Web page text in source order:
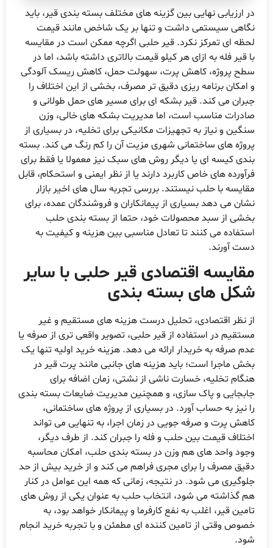
در ارزیابی نهایی بین گزینه های مختلف بسته بندی قیر، باید
نگاهی سیستمی داشت و تنها بر یک شاخص مانند قیمت
لحظه ای تمرکز نکرد. قیر حلبی اگرچه ممکن است در مقایسه
با قیر فله به ازای هر کیلو قیمت بالاتری داشته باشد، اما در
سطح پروژه، کاهش پرت، سهولت حمل، کاهش ریسک آلودگی
و امکان برنامه ریزی دقیق تر مصرف، بخشی از این اختلاف را
جبران می کند. قیر بشکه ای برای مسیر های حمل طولانی و
صادرات مناسب است، اما مدیریت بشکه های خالی، وزن
سنگین و نیاز به تجهیزات مکانیکی برای تخلیه، در بسیاری از
پروژه های ساختمانی شهری مزیت آن را کم رنگ می کند. بسته
بندی کیسه ای یا دیگر روش های سبک نیز معمولا یا فقط برای
فرآورده های خاص کاربرد دارند یا از نظر ایمنی و استحکام، قابل
مقایسه با حلب نیستند. بررسی تجربه سال های اخیر بازار
نشان می دهد بسیاری از پیمانکاران و فروشندگان عمده، برای
بخشی از سبد محصولات خود، حتما از بسته بندی حلب
استفاده می کنند تا تعادل مناسبی بین هزینه و کیفیت به
دست آورند.
مقایسه اقتصادی قیر حلبی با سایر
شکل های بسته بندی
از نظر اقتصادی، تحلیل درست هزینه های مستقیم و غیر
مستقیم در استفاده از قیر حلبی، تصویر واقعی تری از صرفه یا
عدم صرفه به خریدار ارائه می دهد. هزینه خرید اولیه تنها یک
بخش ماجرا است؛ باید هزینه های جانبی مانند پرت قیر در
هنگام تخلیه، خسارت ناشی از نشتی، زمان اضافه برای
جابجایی و پاک سازی، و همچنین مدیریت ضایعات بسته بندی
را نیز به حساب آورد. در بسیاری از پروژه های ساختمانی،
کاهش پرت و صرفه جویی در زمان اجرا، به تنهایی می تواند
اختلاف قیمت بین حلب و فله را جبران کند. از طرف دیگر،
وجود واحد های هم وزن در بسته بندی حلب، امکان محاسبه
دقیق مصرف را برای مجری فراهم می کند و از خرید بیش از حد
جلوگیری می شود. در نتیجه، زمانی که همه این عوامل در کنار
هم گذاشته می شود، انتخاب حلب به عنوان یکی از روش های
تامین قیر، اغلب به نفع کارفرما و پیمانکار خواهد بود، به
خصوص وقتی از تامین کننده ای مطمئن و با تجربه خرید انجام
شود.